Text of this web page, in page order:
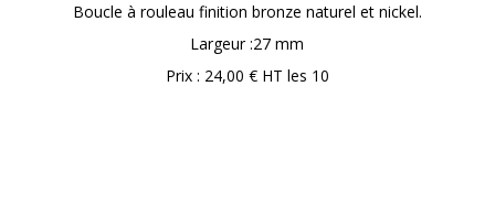
Boucle à rouleau finition bronze naturel et nickel.
Largeur :27 mm
Prix : 24,00 € HT les 10